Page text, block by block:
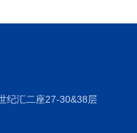
挥专业研究优势，加强
纪汇二座27-30&38层